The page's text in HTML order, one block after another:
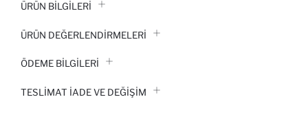
ÜRÜN BILGILERI
ÜRÜN DEĞERLENDİRMELERİ
ÖDEME BİLGİLERİ
TESLIMAT İADE VE DEĞIŞIM